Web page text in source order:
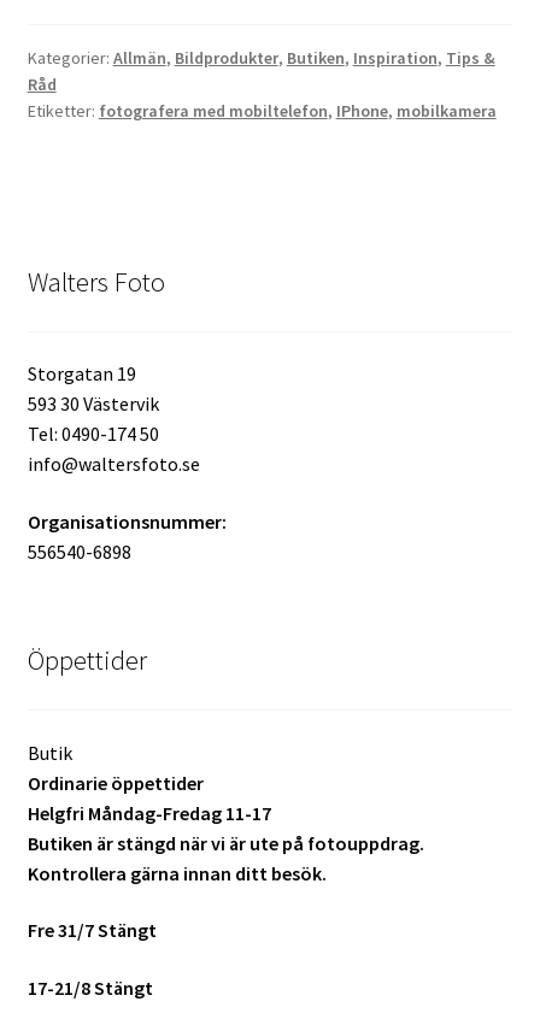
Skrivare & Tillbehör
Fotokurs
Framkallning – Digitalt
Studentplakat
Julkort
Tackkort
Almanacka / Kalender
Fototryck
framkalla.se
Kategorier: Allmän, Bildprodukter, Butiken, Inspiration, Tips &
Råd
Etiketter: fotografera med mobiltelefon, IPhone, mobilkamera
Walters Foto
Storgatan 19
593 30 Västervik
Tel: 0490-174 50
info@waltersfoto.se
Organisationsnummer:
556540-6898
Öppettider
Butik
Ordinarie öppettider
Helgfri Måndag-Fredag 11-17
Butiken är stängd när vi är ute på fotouppdrag.
Kontrollera gärna innan ditt besök.
Fre 31/7 Stängt
17-21/8 Stängt